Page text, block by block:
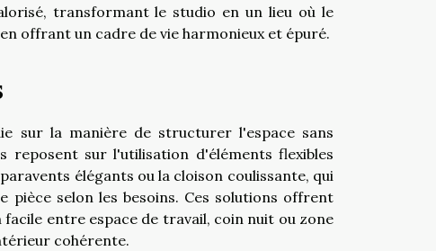
transformant le studio en un lieu où le
offrant un cadre de vie harmonieux et épuré.
sur la manière de structurer l'espace sans
reposent sur l'utilisation d'éléments flexibles
élégants ou la cloison coulissante, qui
selon les besoins. Ces solutions offrent
entre espace de travail, coin nuit ou zone
cohérente.